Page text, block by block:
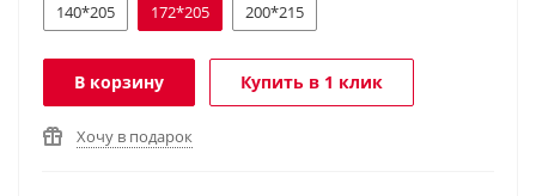
140*205
172*205 200*215
В корзину Купить в 1 клик
Хочу в подарок